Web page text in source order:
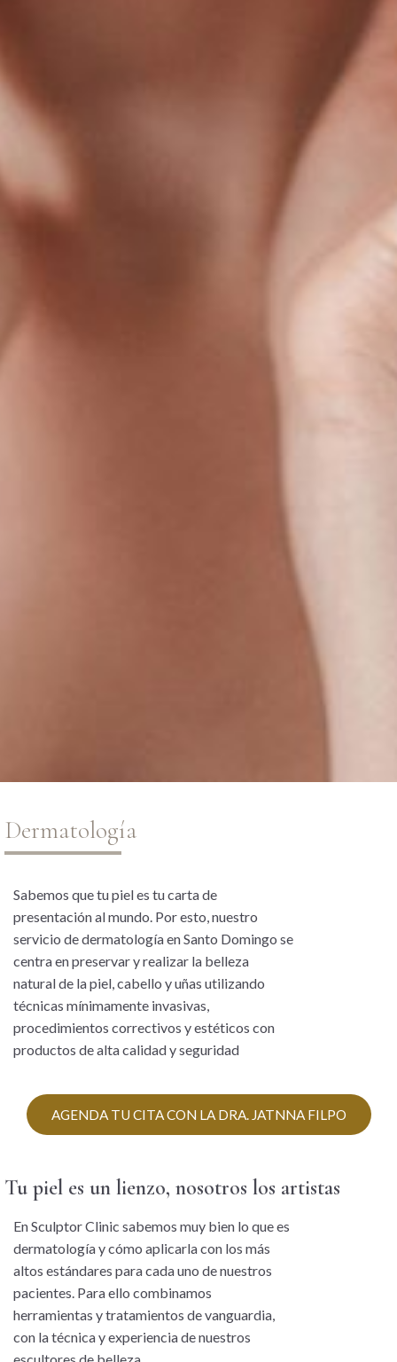
Dermatología
Sabemos que tu piel es tu carta de
presentación al mundo. Por esto, nuestro
servicio de dermatología en Santo Domingo se
centra en preservar y realizar la belleza
natural de la piel, cabello y uñas utilizando
técnicas mínimamente invasivas,
procedimientos correctivos y estéticos con
productos de alta calidad y seguridad
AGENDA TU CITA CON LA DRA. JATNNA FILPO
Tu piel es un lienzo, nosotros los artistas
En Sculptor Clinic sabemos muy bien lo que es
dermatología y cómo aplicarla con los más
altos estándares para cada uno de nuestros
pacientes. Para ello combinamos
herramientas y tratamientos de vanguardia,
con la técnica y experiencia de nuestros